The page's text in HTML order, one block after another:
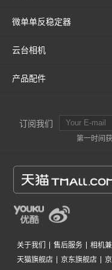
微单单反稳定器
云台相机
产品配件
订阅我们
第一时间
关于我们 售后服务 相机
天猫旗舰店
京东旗舰店